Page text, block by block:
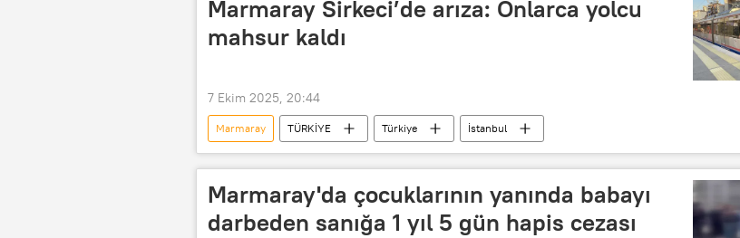
Marmaray Sirkeci’de arıza: Onlarca yolcu
mahsur kaldı
7 Ekim 2025, 20:44
Marmaray TÜRKİYE Türkiye
İstanbul
İstanbul Elektrik Tramvay ve Tünel İşletmeleri (İETT)
İstanbul Büyükşehir Belediyesi (İBB)
Marmaray'da çocuklarının yanında babayı
darbeden sanığa 1 yıl 5 gün hapis cezası